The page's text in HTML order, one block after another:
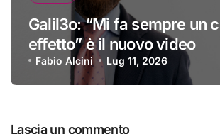
Galil3o: “Mi fa sempre un
effetto” è il nuovo video
Fabio Alcini Lug 11, 2026
Lascia un commento